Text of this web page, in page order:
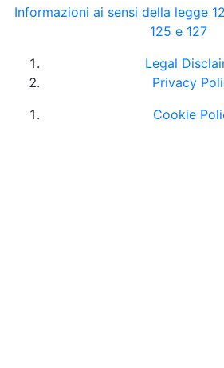
Informazioni ai sensi della legge
125 e 127
Legal
Privacy
Cookie